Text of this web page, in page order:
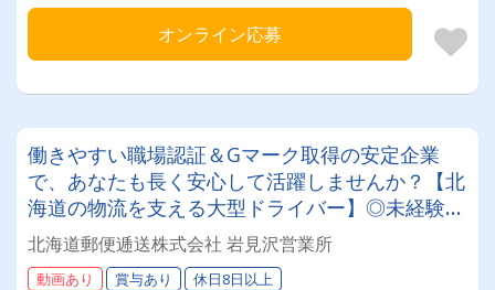
オンライン応募
働きやすい職場認証＆Gマーク取得の安定企業
で、あなたも長く安心して活躍しませんか？【北
海道の物流を支える大型ドライバー】◎未経験歓
迎◎残業月平均8～9時間◎賞与年3回（昨年度実
績：計4.05ヶ月分）◎カゴ台車メイン
北海道郵便逓送株式会社 岩見沢営業所
動画あり 賞与あり 休日8日以上